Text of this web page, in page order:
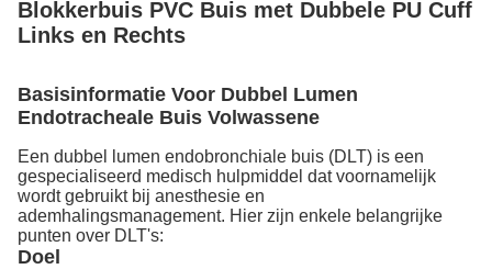
Blokkerbuis PVC Buis met Dubbele PU Cuff
Links en Rechts
Basisinformatie Voor Dubbel Lumen
Endotracheale Buis Volwassene
Een dubbel lumen endobronchiale buis (DLT) is een
gespecialiseerd medisch hulpmiddel dat voornamelijk
wordt gebruikt bij anesthesie en
ademhalingsmanagement. Hier zijn enkele belangrijke
punten over DLT's:
Doel